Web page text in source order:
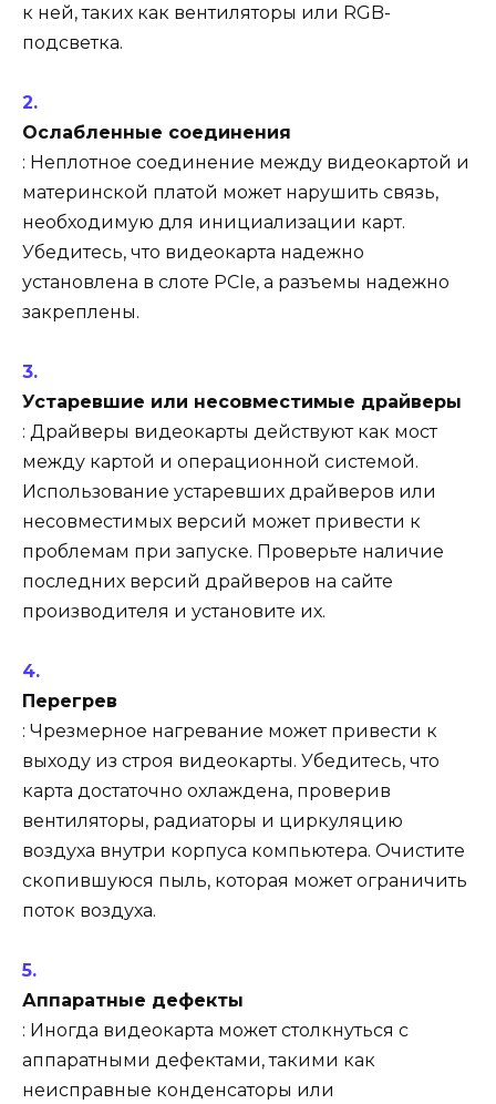
к ней, таких как вентиляторы или RGB-
подсветка.
Ослабленные соединения
: Неплотное соединение между видеокартой и
материнской платой может нарушить связь,
необходимую для инициализации карт.
Убедитесь, что видеокарта надежно
установлена ​​в слоте PCIe, а разъемы надежно
закреплены.
Устаревшие или несовместимые драйверы
: Драйверы видеокарты действуют как мост
между картой и операционной системой.
Использование устаревших драйверов или
несовместимых версий может привести к
проблемам при запуске. Проверьте наличие
последних версий драйверов на сайте
производителя и установите их.
Перегрев
: Чрезмерное нагревание может привести к
выходу из строя видеокарты. Убедитесь, что
карта достаточно охлаждена, проверив
вентиляторы, радиаторы и циркуляцию
воздуха внутри корпуса компьютера. Очистите
скопившуюся пыль, которая может ограничить
поток воздуха.
Аппаратные дефекты
: Иногда видеокарта может столкнуться с
аппаратными дефектами, такими как
неисправные конденсаторы или